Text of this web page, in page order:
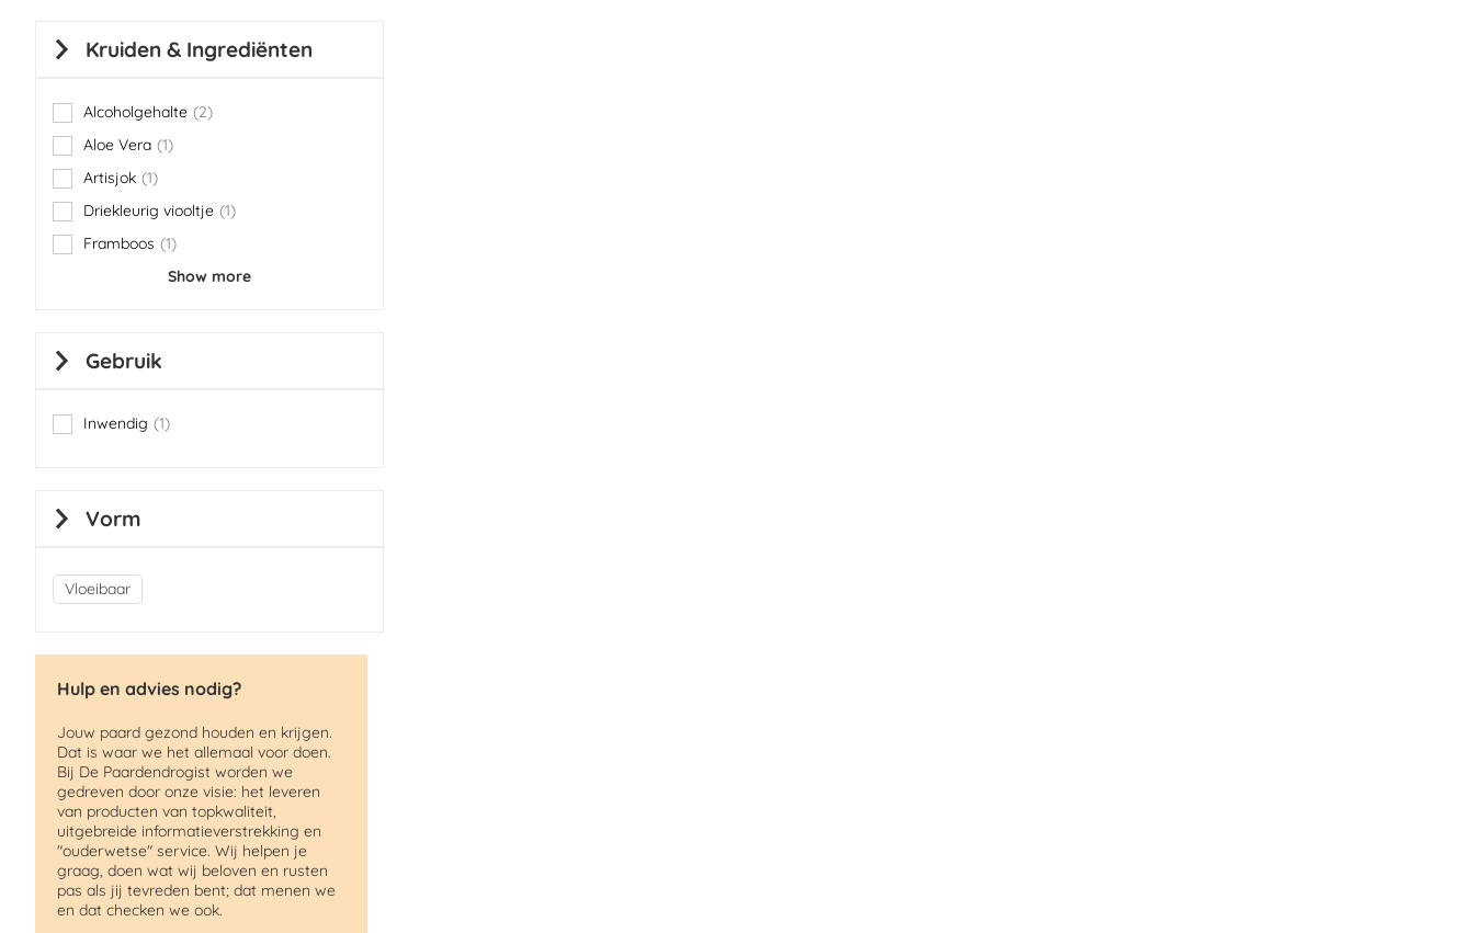
Kruiden & Ingrediënten
Alcoholgehalte 2
items
Aloe Vera 1
item
Artisjok 1
item
Driekleurig viooltje 1
item
Framboos
1
item
Show more
Gebruik
Inwendig 1
item
Vorm
Vloeibaar
Hulp en advies nodig?
Jouw paard gezond houden en krijgen.
Dat is waar we het allemaal voor doen.
Bij De Paardendrogist worden we
gedreven door onze visie: het leveren
van producten van topkwaliteit,
uitgebreide informatieverstrekking en
"ouderwetse" service. Wij helpen je
graag, doen wat wij beloven en rusten
pas als jij tevreden bent; dat menen we
en dat checken we ook.